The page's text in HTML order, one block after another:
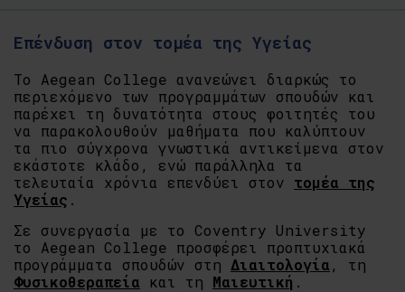
Επένδυση στον τομέα της Υγείας
Το Aegean College ανανεώνει διαρκώς το
περιεχόμενο των προγραμμάτων σπουδών και
παρέχει τη δυνατότητα στους φοιτητές του
να παρακολουθούν μαθήματα που καλύπτουν
τα πιο σύγχρονα γνωστικά αντικείμενα στον
εκάστοτε κλάδο, ενώ παράλληλα τα
τελευταία χρόνια επενδύει στον τομέα της
Υγείας .
Σε συνεργασία με το Coventry University
το Aegean College προσφέρει προπτυχιακά
προγράμματα σπουδών στη Διαιτολογία , τη
Φυσικοθεραπεία και τη Μαιευτική .